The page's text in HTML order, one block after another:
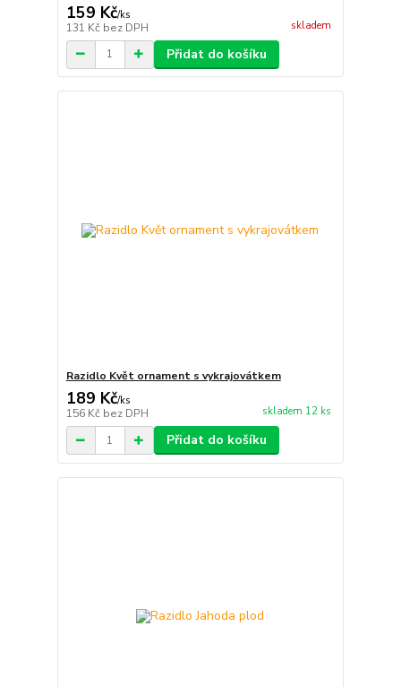
159 Kč/ks
131 Kč bez DPH skladem
Přidat do košíku
Razidlo Květ ornament s vykrajovátkem
189 Kč/ks
156 Kč bez DPH skladem 12 ks
Přidat do košíku